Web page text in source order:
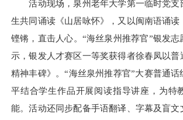
活动现场，泉州老年大学第一临时党支
生共同诵读《山居咏怀》，又以闽南语诵读
铿锵，直击人心。“海丝泉州推荐官”银发志
示，银发人才赛区一等奖获得者徐春凤以普
精神丰碑》。“海丝泉州推荐官”大赛普通
平结合学生作品开展阅读指导讲座，为特
能。活动还同步配备手语翻译、字幕及盲文